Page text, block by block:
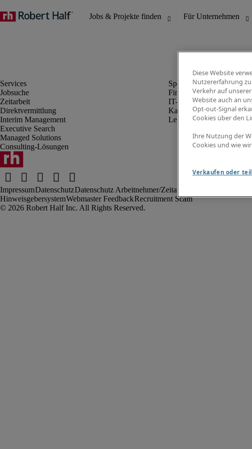
Jobsuche
Zeitarbeit
Direktvermittlung
Interim Management
Executive Search
Managed Solutions
Consulting-Lösungen
Finanz- &
IT-Bereich
Kaufmännischer Bereich
Legal
ImpressumDatenschutzDatenschutz Arbeitnehmer/Zeitarbeitskräfte
HinweisgebersystemWebmaster FeedbackRecruitment Scam
Diese Website
Nutzererfahrung
Verkehr auf
Website auch an
Opt-out-Signal
Cookies über den
Ihre Nutzung der
Cookies und wie
Verkaufen oder